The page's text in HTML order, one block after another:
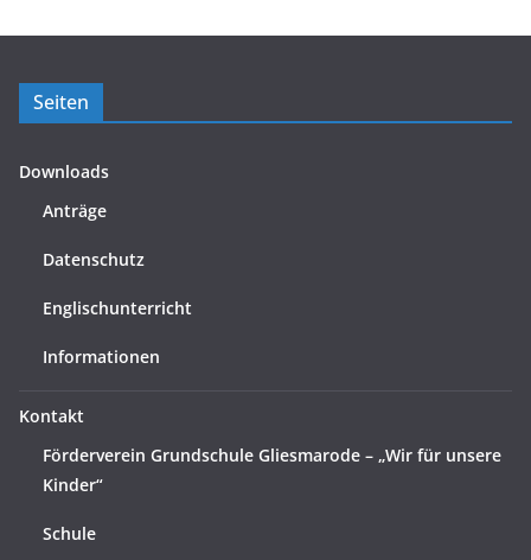
Seiten
Downloads
Anträge
Datenschutz
Englischunterricht
Informationen
Kontakt
Förderverein Grundschule Gliesmarode – „Wir für unsere
Kinder“
Schule